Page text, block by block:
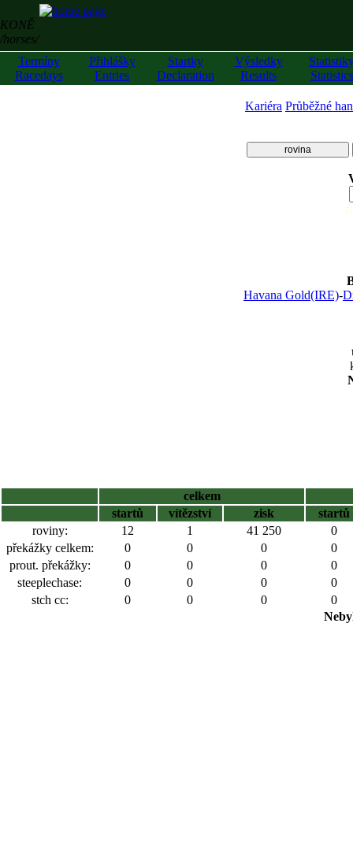
KONĚ
/horses/
Termíny
Racedays
Přihlášky
Entries
Startky
Declaration
Výsledky
Results
Statistics
Kariéra Průběžné
rovina
Havana Gold(IRE)-
celkem
startů
vítězství zisk
startů
roviny:
12 1 41 250
0
překážky celkem:
0 0 0
0
prout. překážky:
0 0 0
0
steeplechase:
0 0 0
0
stch cc:
0 0 0
0